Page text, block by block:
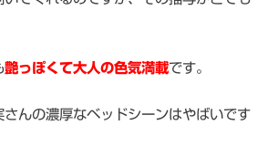
艶っぽくて大人の色気満載です。
さんの濃厚なベッドシーンはやばいです